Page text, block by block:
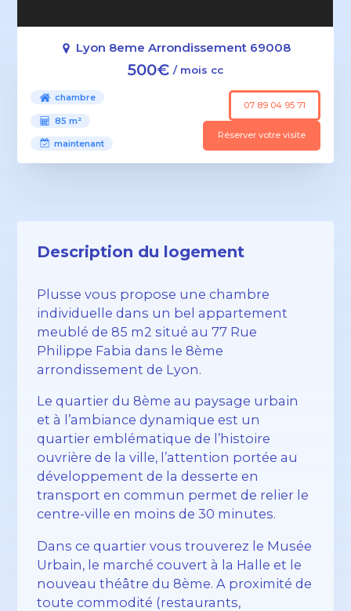
Lyon 8eme Arrondissement 69008
500€ / mois cc
chambre
85 m²
maintenant
07 89 04 95 71
Réserver votre visite
Description du logement
Plusse vous propose une chambre
individuelle dans un bel appartement
meublé de 85 m2 situé au 77 Rue
Philippe Fabia dans le 8ème
arrondissement de Lyon.
Le quartier du 8ème au paysage urbain
et à l’ambiance dynamique est un
quartier emblématique de l’histoire
ouvrière de la ville, l’attention portée au
développement de la desserte en
transport en commun permet de relier le
centre-ville en moins de 30 minutes.
Dans ce quartier vous trouverez le Musée
Urbain, le marché couvert à la Halle et le
nouveau théâtre du 8ème. A proximité de
toute commodité (restaurants,